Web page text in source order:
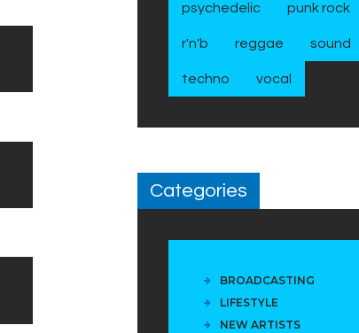
psychedelic punk rock
r'n'b reggae sound
techno vocal
Categories
BROADCASTING
LIFESTYLE
NEW ARTISTS